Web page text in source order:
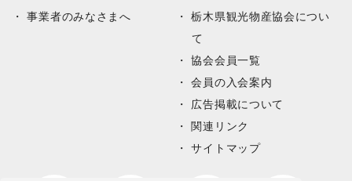
事業者のみなさまへ
栃木県観光物産協会につい
て
協会会員一覧
会員の入会案内
広告掲載について
関連リンク
サイトマップ